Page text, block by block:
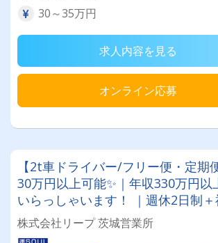
30～35万円
求人内容を見る
オンライン応募
【2t車ドライバー/フリー便・定期
30万円以上可能✨｜年収330万円以
いらっしゃいます！ ｜週休2日制＋
で働きやすさ抜群！｜ 資格取得は全
担！キャリアアップを全力サポー
株式会社リープ 茨城営業所